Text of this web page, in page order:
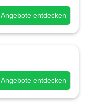
Angebote entdecken
Angebote entdecken